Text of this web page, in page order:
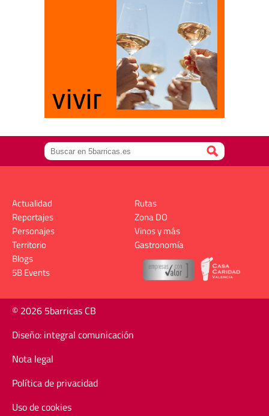
Actualidad
Reportajes
Personajes
Territorio
Rutas
Zona DO
Vinos y más
Gastronomía
Blogs
5B Events
© 2026 5barricas CB
Diseño: integral comunicación
Nota legal
Política de privacidad
Uso de cookies